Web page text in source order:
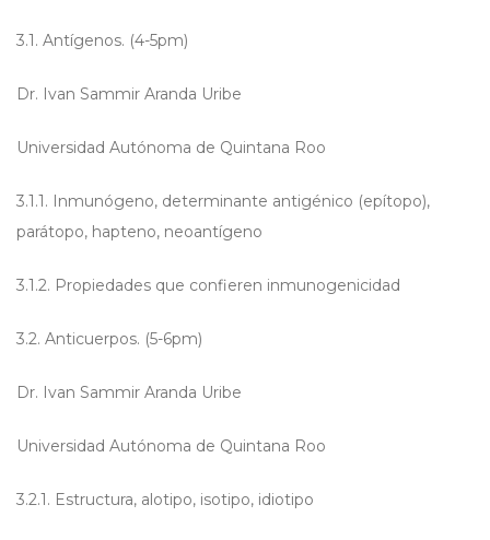
3.1. Antígenos. (4-5pm)
Dr. Ivan Sammir Aranda Uribe
Universidad Autónoma de Quintana Roo
3.1.1. Inmunógeno, determinante antigénico (epítopo),
parátopo, hapteno, neoantígeno
3.1.2. Propiedades que confieren inmunogenicidad
3.2. Anticuerpos. (5-6pm)
Dr. Ivan Sammir Aranda Uribe
Universidad Autónoma de Quintana Roo
3.2.1. Estructura, alotipo, isotipo, idiotipo